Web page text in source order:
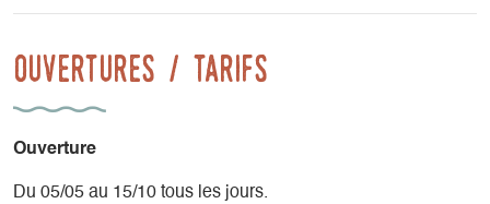
en Mairie et au Point Information Touristique sur
Mairie 04 76 34 40 13
95
Ouvertures / tarifs
Ouverture
Du 05/05 au 15/10 tous les jours.